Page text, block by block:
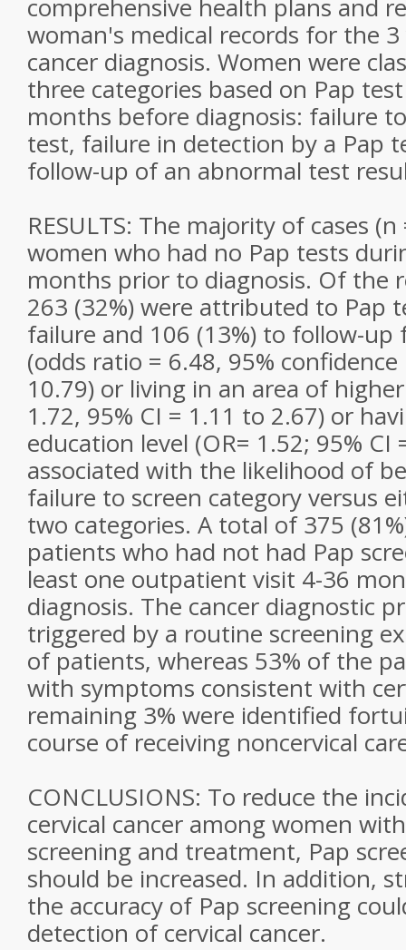
comprehensive health plans and
woman's medical records for the
cancer diagnosis. Women were
three categories based on Pap
months before diagnosis: failure
test, failure in detection by a Pap
follow-up of an abnormal test
RESULTS: The majority of cases
women who had no Pap tests
months prior to diagnosis. Of the
263 (32%) were attributed to Pap
failure and 106 (13%) to follow-up
(odds ratio = 6.48, 95%
10.79) or living in an area of
1.72, 95% CI = 1.11 to 2.67) or
education level (OR= 1.52; 95% CI
associated with the likelihood of
failure to screen category versus
two categories. A total of 375
patients who had not had Pap
least one outpatient visit 4-36
diagnosis. The cancer diagnostic
triggered by a routine screening
of patients, whereas 53% of the
with symptoms consistent with
remaining 3% were identified
course of receiving noncervical
CONCLUSIONS: To reduce the
cervical cancer among women
screening and treatment, Pap
should be increased. In addition,
the accuracy of Pap screening
detection of cervical cancer.